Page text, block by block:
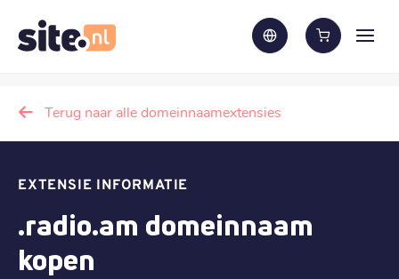
Terug naar alle domeinnaamextensies
EXTENSIE INFORMATIE
.radio.am domeinnaam
kopen